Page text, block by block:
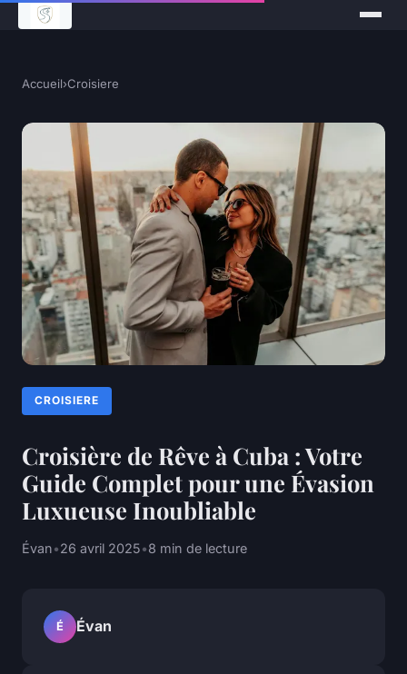
Accueil›Croisiere
CROISIERE
Croisière de Rêve à Cuba : Votre
Guide Complet pour une Évasion
Luxueuse Inoubliable
Évan•26 avril 2025•8 min de lecture
É Évan